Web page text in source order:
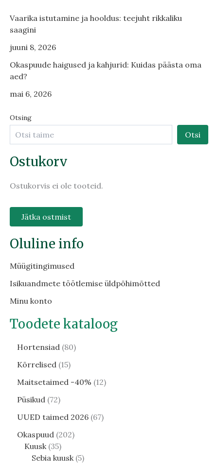
Vaarika istutamine ja hooldus: teejuht rikkaliku
saagini
juuni 8, 2026
Okaspuude haigused ja kahjurid: Kuidas päästa oma
aed?
mai 6, 2026
Otsing
Otsi
Ostukorv
Ostukorvis ei ole tooteid.
Jätka ostmist
Oluline info
Müügitingimused
Isikuandmete töötlemise üldpõhimõtted
Minu konto
Toodete kataloog
Hortensiad 80
Kõrrelised 15
Maitsetaimed -40% 12
Püsikud 72
UUED taimed 2026 67
Okaspuud 202
Kuusk 35
Sebia kuusk 5